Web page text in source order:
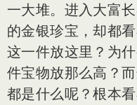
一大堆。进入大富
的金银珍宝，却都
这一件放这里？为
件宝物放那么高？
都是什么呢？根本